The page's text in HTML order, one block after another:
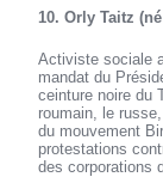
10. Orly Taitz
Activiste sociale
mandat du
ceinture noire du
roumain, le
du mouvement
protestations
des corporations